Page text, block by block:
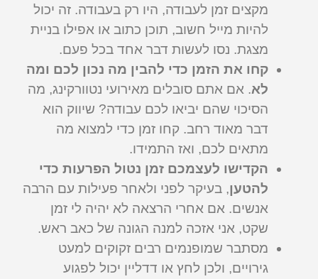
מקצים זמן לעבודה, היו רק בעבודה. זה יכול
להיות מייל חשוב, תוכן כתוב או אפילו בניית
מצגת. נסו לעשות דבר אחד בכל פעם.
קחו את הזמן כדי להבין מה נכון לכם ומה
לא. אם אתם סובלים מאירועי נטוורקינג, מה
הסיכוי שהם יביאו לכם עבודה? שיווק הוא
דבר מאוד רחב. קחו זמן כדי למצוא מה
מתאים לכם, ואז התמידו.
הקדישו לעצמכם זמן נטול הפרעות כדי
להטען, בעיקר לפני ולאחר פעילות עם הרבה
אנשים. אם אחרי הרצאה לא יהיה לי זמן
שקט, אני אזכה למנה הגונה של כאב ראש.
מסתבר שמופנמים רבים זקוקים למעט
גירויים, ולכן לחץ או דדליין יכול לפגוע